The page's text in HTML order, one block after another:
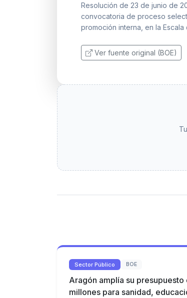
Resolución de 23 de junio de
convocatoria de proceso
promoción interna, en la Escala
Ver fuente original (BOE)
Sector Público BOE
Aragón amplía su presupuesto
millones para sanidad,